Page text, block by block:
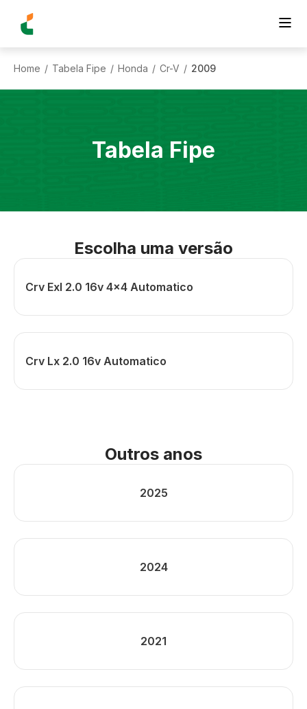
Home / Tabela Fipe / Honda / Cr-V / 2009
Tabela Fipe
Escolha uma versão
Crv Exl 2.0 16v 4x4 Automatico
Crv Lx 2.0 16v Automatico
Outros anos
2025
2024
2021